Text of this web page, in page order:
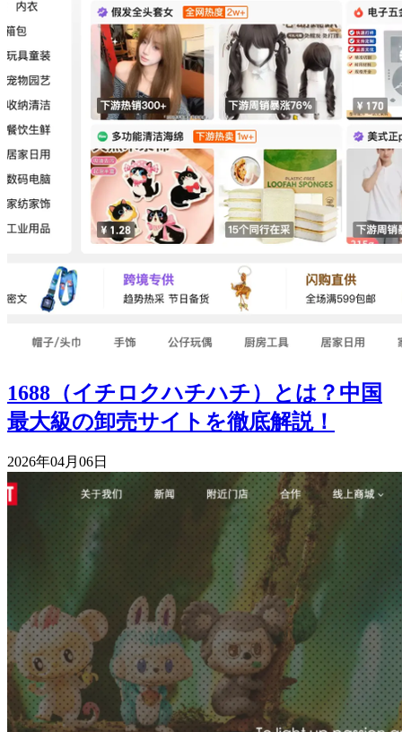
1688（イチロクハチハチ）とは？中国
最大級の卸売サイトを徹底解説！
2026年04月06日